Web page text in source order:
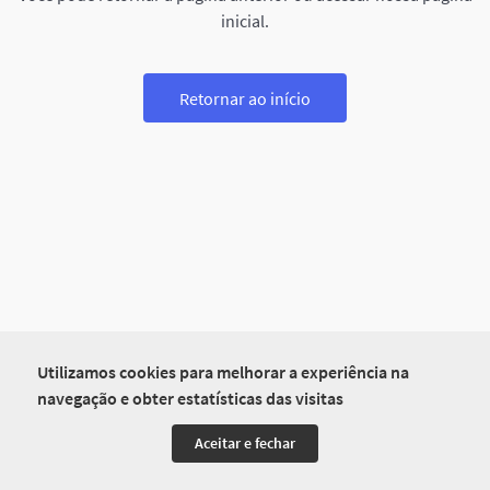
Utilizamos cookies para melhorar a experiência na
navegação e obter estatísticas das visitas
Aceitar e fechar
inicial.
Retornar ao início